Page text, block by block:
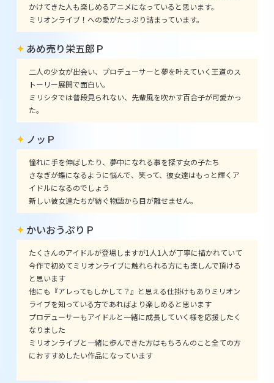
かけてきた人も楽しめるアニメになっていると思います。
ミリオンライブ！への愛がたっぷり詰まっています。
あめ売り栄五郎Ｐ
二人の少女が出会い、プロデューサーと夢を叶えていく王道のス
トーリー展開で面白い。
ミリシタでは普段見られない、先輩風を吹かす百合子が可愛かっ
た。
ノッＰ
憧れに手を伸ばしたり、夢中になれる事を探す女の子たち
さなぎが蝶になるように悩んで、笑って、彼女達はもっと輝くア
イドルになるのでしょう
新しい彼女達たちが紡ぐ物語から目が離せません。
かいおうぷりＰ
たくさんのアイドルが登場しますが1人1人が丁寧に描かれていて
今作で初めてミリオンライブに触れられる方にも楽しんで頂ける
と思います
他にも『アレってもしかして？』と思える仕掛けもありミリオン
ライブを知っている方であればより楽しめると思います
プロデューサーもアイドルと一緒に成長していく様を応援したく
なりました
ミリオンライブと一緒に歩んできた方はもちろんのこと全ての方
におすすめしたい作品になっています